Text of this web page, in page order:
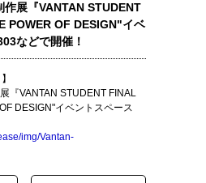
作展『VANTAN STUDENT
POWER OF DESIGN"イベ
などで開催！
『VANTAN STUDENT FINAL
DESIGN"イベントスペース
img/Vantan-